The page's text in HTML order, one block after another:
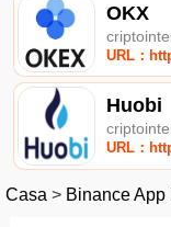
OKX
URL：
Huobi
URL：
Casa > Binance App